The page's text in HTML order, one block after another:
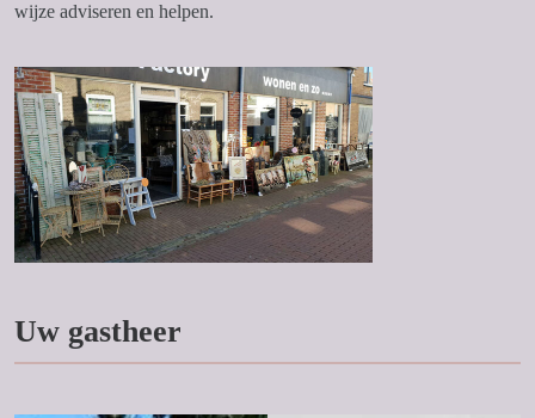
wijze adviseren en helpen.
Uw gastheer